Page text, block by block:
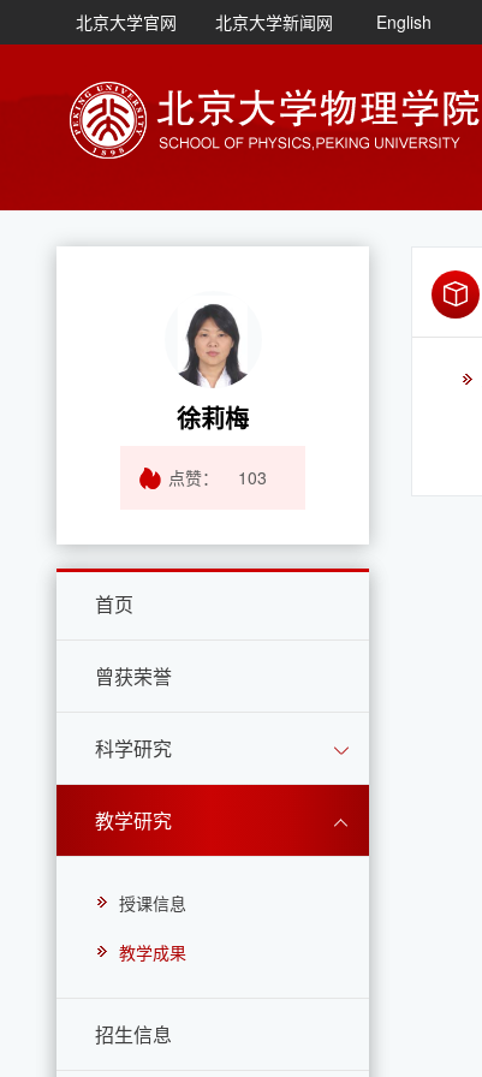
北京大学官网 北京大学新闻网 English
徐莉梅
点赞： 103
首页
曾获荣誉
科学研究
教学研究
授课信息
教学成果
招生信息